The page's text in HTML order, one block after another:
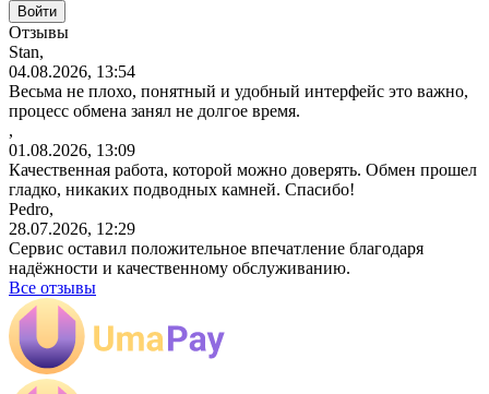
Отзывы
Stan,
04.08.2026, 13:54
Весьма не плохо, понятный и удобный интерфейс это важно,
процесс обмена занял не долгое время.
,
01.08.2026, 13:09
Качественная работа, которой можно доверять. Обмен прошел
гладко, никаких подводных камней. Спасибо!
Pedro,
28.07.2026, 12:29
Сервис оставил положительное впечатление благодаря
надёжности и качественному обслуживанию.
Все отзывы